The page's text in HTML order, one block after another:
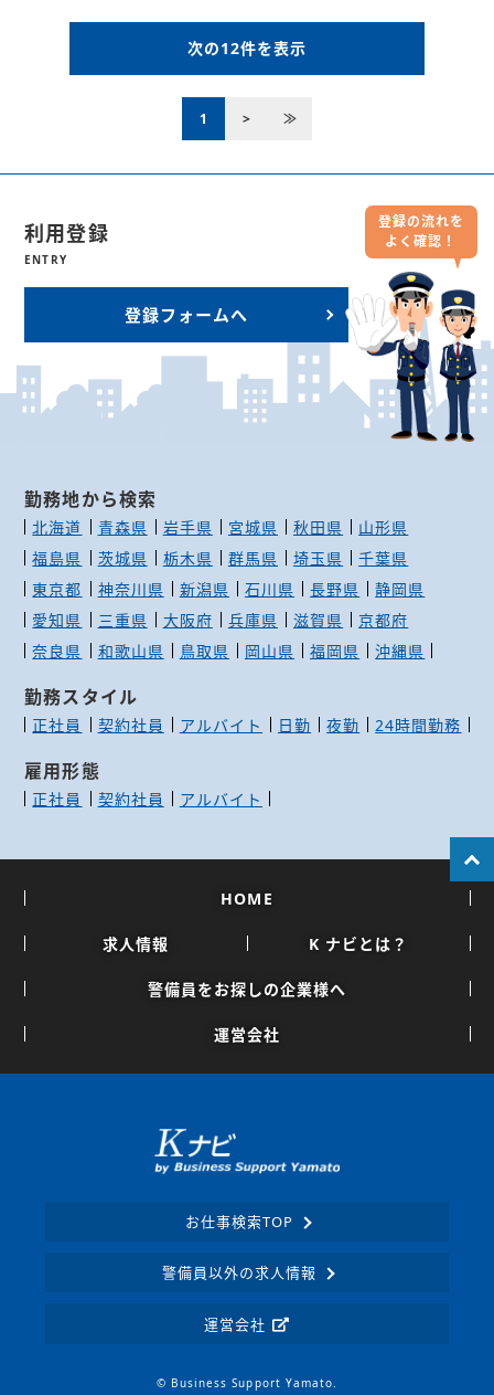
次の12件を表示
1 > ≫
登録の流れを
よく確認！
利用登録
ENTRY
登録フォームへ
勤務地から検索
北海道 青森県 岩手県 宮城県 秋田県
山形県
福島県
茨城県 栃木県 群馬県 埼玉県
千葉県
東京都
神奈川県 新潟県 石川県 長野県
静岡県
愛知県
三重県 大阪府 兵庫県 滋賀県
京都府
奈良県
和歌山県 鳥取県 岡山県 福岡県 沖縄県
勤務スタイル
正社員 契約社員 アルバイト 日勤 夜勤 24時間勤務
雇用形態
正社員 契約社員 アルバイト
HOME
求人情報 K ナビとは？
警備員をお探しの企業様へ
運営会社
お仕事検索TOP
警備員以外の求人情報
運営会社
© Business Support Yamato.